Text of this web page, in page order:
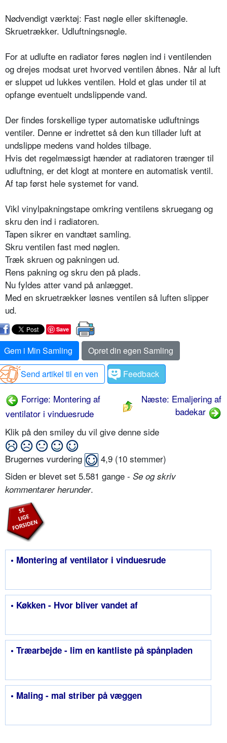
Nødvendigt værktøj: Fast nøgle eller skiftenøgle.
Skruetrækker. Udluftningsnøgle.
For at udlufte en radiator føres nøglen ind i ventilenden
og drejes modsat uret hvorved ventilen åbnes. Når al luft
er sluppet ud lukkes ventilen. Hold et glas under til at
opfange eventuelt undslippende vand.
Der findes forskellige typer automatiske udluftnings
ventiler. Denne er indrettet så den kun tillader luft at
undslippe medens vand holdes tilbage.
Hvis det regelmæssigt hænder at radiatoren trænger til
udluftning, er det klogt at montere en automatisk ventil.
Af tap først hele systemet for vand.
Vikl vinylpakningstape omkring ventilens skruegang og
skru den ind i radiatoren.
Tapen sikrer en vandtæt samling.
Skru ventilen fast med nøglen.
Træk skruen og pakningen ud.
Rens pakning og skru den på plads.
Nu fyldes atter vand på anlægget.
Med en skruetrækker løsnes ventilen så luften slipper
ud.
Save
Gem i Min Samling
Opret din egen Samling
Send artikel til en ven
Feedback
Forrige: Montering af
ventilator i vinduesrude
Næste: Emaljering af
badekar
Klik på den smiley du vil give denne side
Brugernes vurdering 4,9 (10 stemmer)
Siden er blevet set 5.581 gange - Se og skriv
kommentarer herunder.
• Montering af ventilator i vinduesrude
• Køkken - Hvor bliver vandet af
• Træarbejde - lim en kantliste på spånpladen
• Maling - mal striber på væggen